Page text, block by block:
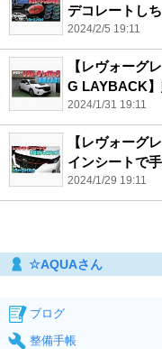
デコレートし
2024/2/5 19:11
【レヴォーグ
G LAYBACK】
2024/1/31 19:11
【レヴォーグ
インシートで
2024/1/29 19:11
☆AQUAさん
ブログ
整備手帳